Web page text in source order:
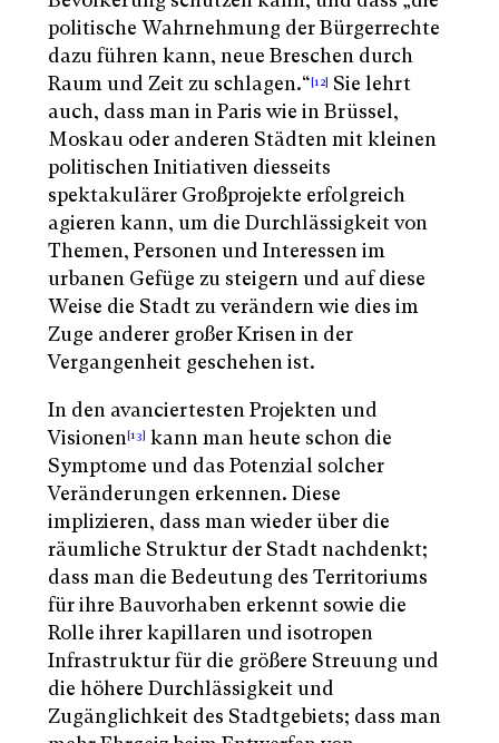
politische Wahrnehmung der Bürgerrechte
dazu führen kann, neue Breschen durch
Raum und Zeit zu schlagen.“[12] Sie lehrt
auch, dass man in Paris wie in Brüssel,
Moskau oder anderen Städten mit kleinen
politischen Initiativen diesseits
spektakulärer Großprojekte erfolgreich
agieren kann, um die Durchlässigkeit von
Themen, Personen und Interessen im
urbanen Gefüge zu steigern und auf diese
Weise die Stadt zu verändern wie dies im
Zuge anderer großer Krisen in der
Vergangenheit geschehen ist.
In den avanciertesten Projekten und
Visionen [13] kann man heute schon die
Symptome und das Potenzial solcher
Veränderungen erkennen. Diese
implizieren, dass man wieder über die
räumliche Struktur der Stadt nachdenkt;
dass man die Bedeutung des Territoriums
für ihre Bauvorhaben erkennt sowie die
Rolle ihrer kapillaren und isotropen
Infrastruktur für die größere Streuung und
die höhere Durchlässigkeit und
Zugänglichkeit des Stadtgebiets; dass man